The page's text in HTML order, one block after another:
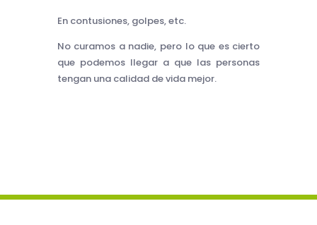
En contusiones, golpes, etc.
No curamos a nadie, pero lo que es cierto
que podemos llegar a que las personas
tengan una calidad de vida mejor.